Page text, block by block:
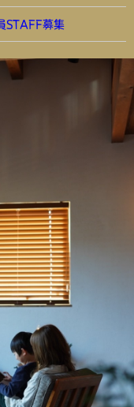
STAFF募集